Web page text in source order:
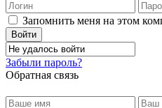
Запомнить меня на этом
Забыли пароль?
Обратная связь